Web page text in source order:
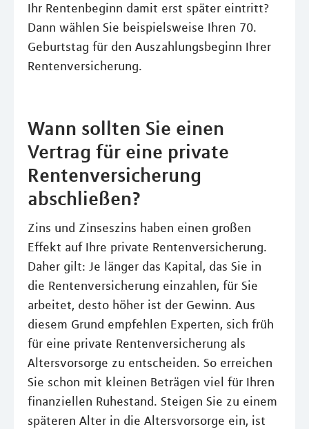
Ihr Rentenbeginn damit erst später eintritt?
Dann wählen Sie beispielsweise Ihren 70.
Geburtstag für den Auszahlungsbeginn Ihrer
Rentenversicherung.
Wann sollten Sie einen
Vertrag für eine private
Rentenversicherung
abschließen?
Zins und Zinseszins haben einen großen
Effekt auf Ihre private Rentenversicherung.
Daher gilt: Je länger das Kapital, das Sie in
die Rentenversicherung einzahlen, für Sie
arbeitet, desto höher ist der Gewinn. Aus
diesem Grund empfehlen Experten, sich früh
für eine private Rentenversicherung als
Altersvorsorge zu entscheiden. So erreichen
Sie schon mit kleinen Beträgen viel für Ihren
finanziellen Ruhestand. Steigen Sie zu einem
späteren Alter in die Altersvorsorge ein, ist